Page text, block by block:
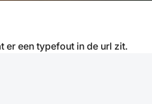
er een typefout in de url zit.